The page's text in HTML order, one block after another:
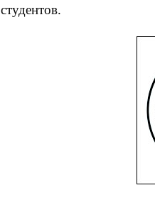
студентов.